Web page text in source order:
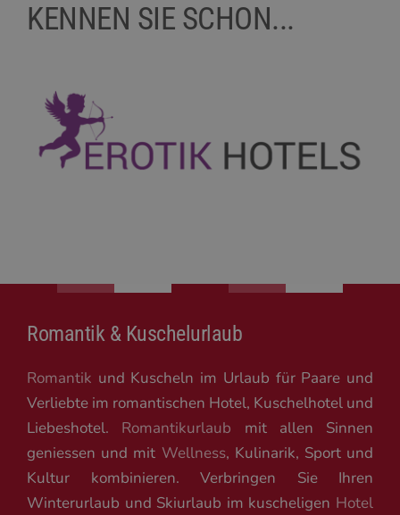
KENNEN SIE SCHON...
Romantik & Kuschelurlaub
Romantik und Kuscheln im Urlaub für Paare und
Verliebte im romantischen Hotel, Kuschelhotel und
Liebeshotel. Romantikurlaub mit allen Sinnen
geniessen und mit Wellness, Kulinarik, Sport und
Kultur kombinieren. Verbringen Sie Ihren
Winterurlaub und Skiurlaub im kuscheligen Hotel